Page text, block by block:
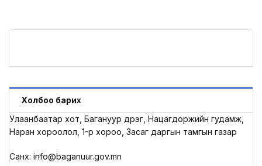
Холбоо барих
Улаанбаатар хот, Багануур дүүрэг, Нацагдоржийн гудамж,
Наран хороолол, 1-р хороо, Засаг даргын тамгын газар
Санхүү: info@baganuur.gov.mn